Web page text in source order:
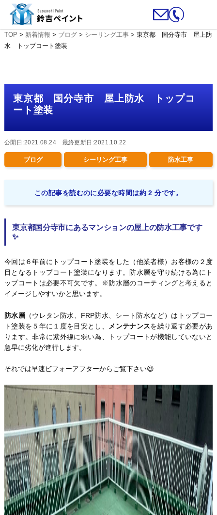
TOP > 新着情報 > ブログ> シーリング工事> 東京都 国分寺市 屋上防
水 トップコート塗装
東京都 国分寺市 屋上防水 トップコ
ート塗装
公開日:2021.08.24 最終更新日:2021.10.22
ブログ シーリング工事 防水工事
この記事を読むのに必要な時間は約 2 分です。
東京都国分寺市にあるマンションの屋上の防水工事です
✨
今回は６年前にトップコート塗装をした（他業者様）お客様の２度
目となるトップコート塗装になります。防水層を守り続ける為にト
ップコートは必要不可欠です。※防水層のコーティングと考えると
イメージしやすいかと思います。
防水層 （ウレタン防水、FRP防水、シート防水など）はトップコー
ト塗装を５年に１度を目安とし、
メンテナンスを繰り返す必要があ
ります。非常に紫外線に弱い為、トップコートが機能していないと
急早に劣化が進行します。
それでは早速ビフォーアフターからご覧下さい😆